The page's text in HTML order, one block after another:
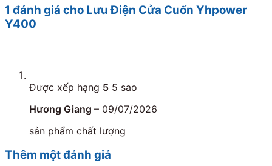
1 đánh giá cho Lưu Điện Cửa Cuốn Yhpower
Y400
Được xếp hạng 5 5 sao
Hương Giang – 09/07/2026
sản phẩm chất lượng
Thêm một đánh giá